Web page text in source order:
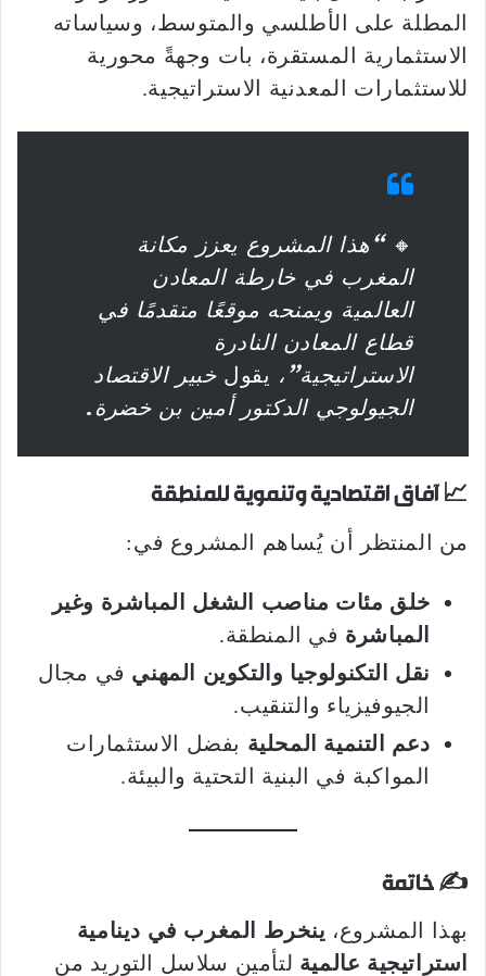
المطلة على الأطلسي والمتوسط، وسياساته
الاستثمارية المستقرة، بات وجهةً محورية
للاستثمارات المعدنية الاستراتيجية.
🔸“هذا المشروع يعزز مكانة
المغرب في خارطة المعادن
العالمية ويمنحه موقعًا متقدمًا في
قطاع المعادن النادرة
الاستراتيجية”، يقولخبير الاقتصاد
الجيولوجي الدكتور أمين بن خضرة .
📈 آفاق اقتصادية وتنموية للمنطقة
من المنتظر أن يُساهم المشروع في:
خلق مئات مناصب الشغل المباشرة وغير
المباشرة في المنطقة.
نقل التكنولوجيا والتكوين المهني في مجال
الجيوفيزياء والتنقيب.
دعم التنمية المحلية بفضل الاستثمارات
المواكبة في البنية التحتية والبيئة.
✍️ خاتمة
بهذا المشروع، ينخرط المغرب في دينامية
استراتيجية عالمية لتأمين سلاسل التوريد من